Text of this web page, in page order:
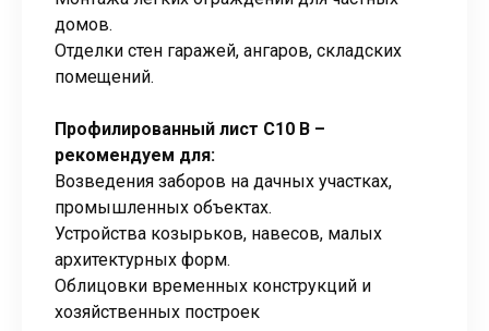
домов.
Отделки стен гаражей, ангаров, складских
помещений.
Профилированный лист С10 B –
рекомендуем для:
Возведения заборов на дачных участках,
промышленных объектах.
Устройства козырьков, навесов, малых
архитектурных форм.
Облицовки временных конструкций и
хозяйственных построек